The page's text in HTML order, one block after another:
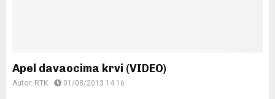
Apel davaocima krvi (VIDEO)
Autor: RTK 01/08/2013 14:16